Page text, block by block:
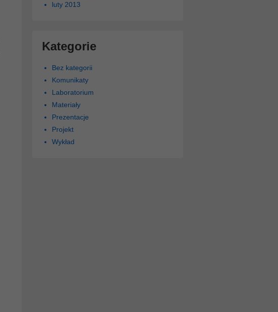
luty 2013
Kategorie
Bez kategorii
Komunikaty
Laboratorium
Materiały
Prezentacje
Projekt
Wykład